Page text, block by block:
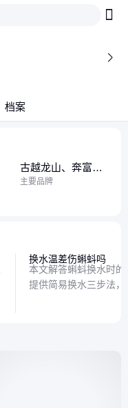

档案
古越龙山、奔富、
口子窖
主要品牌
换水温差伤蝌蚪吗
本文解答蝌蚪换水时
提供简易换水三步法